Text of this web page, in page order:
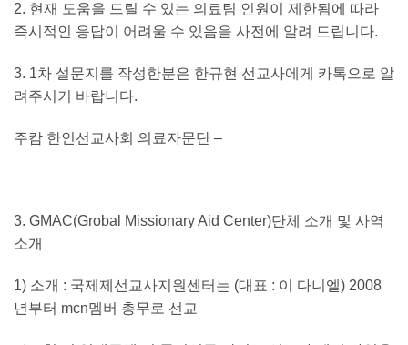
2. 현재 도움을 드릴 수 있는 의료팀 인원이 제한됨에 따라
즉시적인 응답이 어려울 수 있음을 사전에 알려 드립니다.
3. 1차 설문지를 작성한분은 한규현 선교사에게 카톡으로 알
려주시기 바랍니다.
주캄 한인선교사회 의료자문단 –
3. GMAC(Grobal Missionary Aid Center)단체 소개 및 사역
소개
1) 소개 : 국제제선교사지원센터는 (대표 : 이 다니엘) 2008
년부터 mcn멤버 총무로 선교